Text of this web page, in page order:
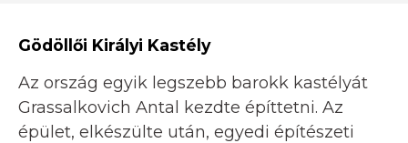
Gödöllői Királyi Kastély
Az ország egyik legszebb barokk kastélyát
Grassalkovich Antal kezdte építtetni. Az
épület, elkészülte után, egyedi építészeti